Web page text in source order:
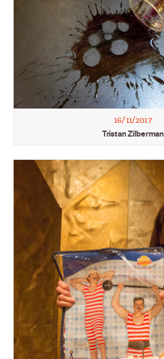
16/11/2017
Tristan Zilberman